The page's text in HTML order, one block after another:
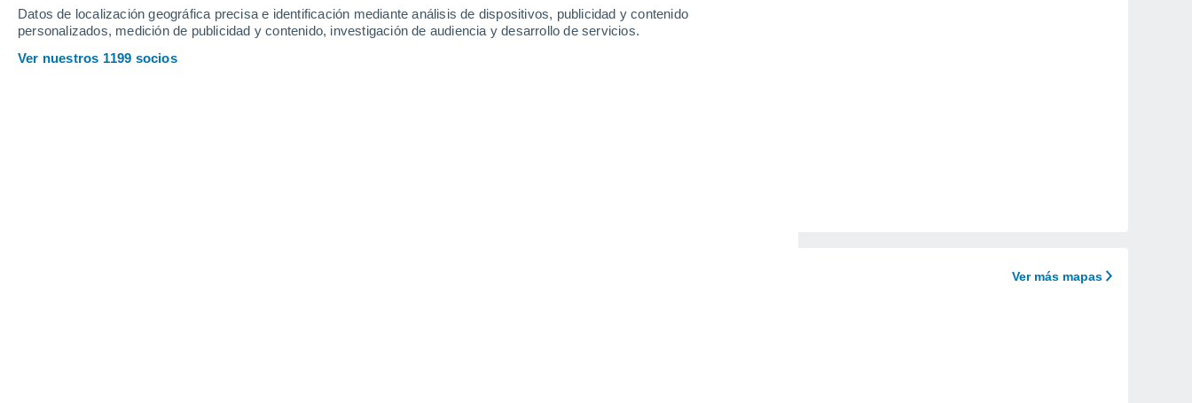
Datos de localización geográfica precisa e identificación mediante análisis de dispositivos, publicidad y contenido
personalizados, medición de publicidad y contenido, investigación de audiencia y desarrollo de servicios.
Ver nuestros 1199 socios
Ver más mapas